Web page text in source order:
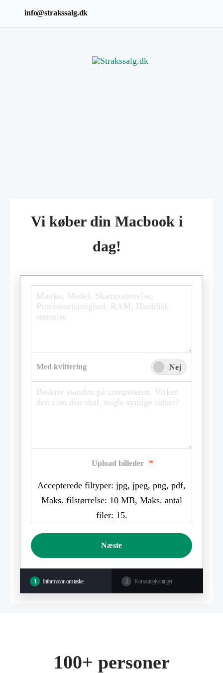
info@strakssalg.dk
Vi køber din Macbook i
dag!
1 Information om taske 2 Kontaktoplysninger
Med kvittering Nej
Upload billeder *
Accepterede filtyper: jpg, jpeg, png, pdf,
Maks. filstørrelse: 10 MB, Maks. antal
filer: 15.
100+ personer